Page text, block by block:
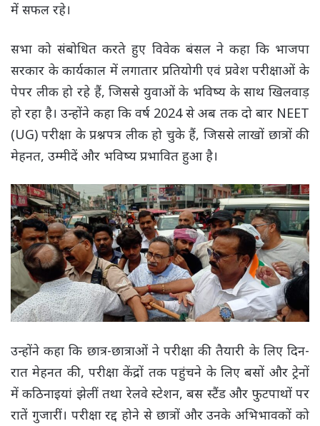
में सफल रहे।
सभा को संबोधित करते हुए विवेक बंसल ने कहा कि भाजपा
सरकार के कार्यकाल में लगातार प्रतियोगी एवं प्रवेश परीक्षाओं के
पेपर लीक हो रहे हैं, जिससे युवाओं के भविष्य के साथ खिलवाड़
हो रहा है। उन्होंने कहा कि वर्ष 2024 से अब तक दो बार NEET
(UG) परीक्षा के प्रश्नपत्र लीक हो चुके हैं, जिससे लाखों छात्रों की
मेहनत, उम्मीदें और भविष्य प्रभावित हुआ है।
उन्होंने कहा कि छात्र-छात्राओं ने परीक्षा की तैयारी के लिए दिन-
रात मेहनत की, परीक्षा केंद्रों तक पहुंचने के लिए बसों और ट्रेनों
में कठिनाइयां झेलीं तथा रेलवे स्टेशन, बस स्टैंड और फुटपाथों पर
रातें गुजारीं। परीक्षा रद्द होने से छात्रों और उनके अभिभावकों को